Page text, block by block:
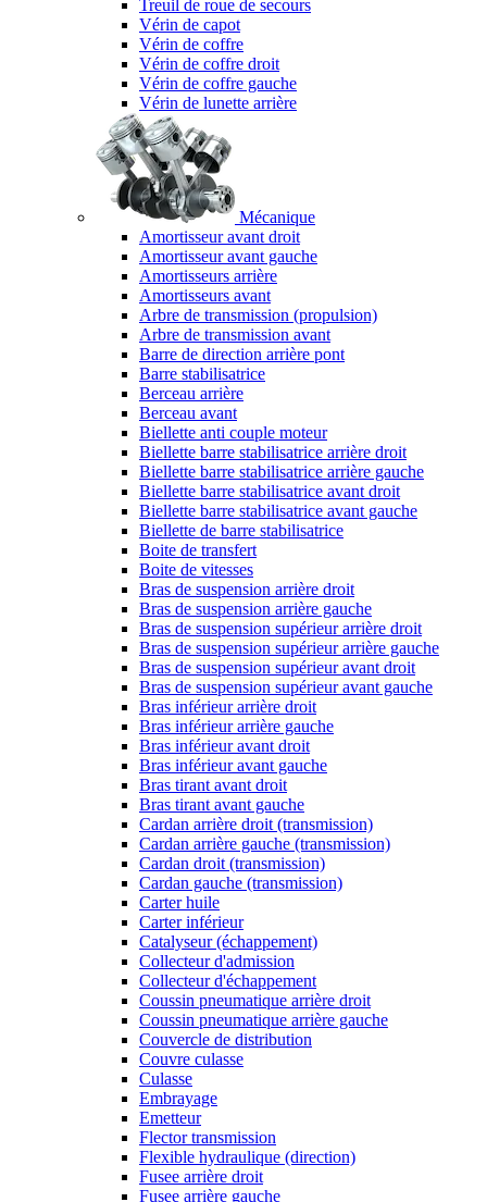
Treuil de roue de secours
Vérin de capot
Vérin de coffre
Vérin de coffre droit
Vérin de coffre gauche
Vérin de lunette arrière
Mécanique
Amortisseur avant droit
Amortisseur avant gauche
Amortisseurs arrière
Amortisseurs avant
Arbre de transmission (propulsion)
Arbre de transmission avant
Barre de direction arrière pont
Barre stabilisatrice
Berceau arrière
Berceau avant
Biellette anti couple moteur
Biellette barre stabilisatrice arrière droit
Biellette barre stabilisatrice arrière gauche
Biellette barre stabilisatrice avant droit
Biellette barre stabilisatrice avant gauche
Biellette de barre stabilisatrice
Boite de transfert
Boite de vitesses
Bras de suspension arrière droit
Bras de suspension arrière gauche
Bras de suspension supérieur arrière droit
Bras de suspension supérieur arrière gauche
Bras de suspension supérieur avant droit
Bras de suspension supérieur avant gauche
Bras inférieur arrière droit
Bras inférieur arrière gauche
Bras inférieur avant droit
Bras inférieur avant gauche
Bras tirant avant droit
Bras tirant avant gauche
Cardan arrière droit (transmission)
Cardan arrière gauche (transmission)
Cardan droit (transmission)
Cardan gauche (transmission)
Carter huile
Carter inférieur
Catalyseur (échappement)
Collecteur d'admission
Collecteur d'échappement
Coussin pneumatique arrière droit
Coussin pneumatique arrière gauche
Couvercle de distribution
Couvre culasse
Culasse
Embrayage
Emetteur
Flector transmission
Flexible hydraulique (direction)
Fusee arrière droit
Fusee arrière gauche